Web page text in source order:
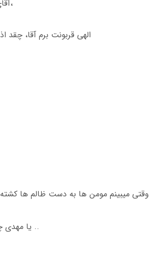
آقای معصوم و مظلوم و مقتدرم، یابن الحسن اگر هر لحظه برایت اشک بریزم و اشک چشمم خشک بشه و خون گریه کنم براتون،
الهی قربونت برم آقا،
وقتی میبینم مومن ها به دست ظالم ها
یا مهدی چرا ظهور نمیکنی؟ پس یاری خدا چه زمانیست؟ قلب من دیگه تحمل این همه درد رو نداره، ای کاش میتونستم یه کاری بکنم ..